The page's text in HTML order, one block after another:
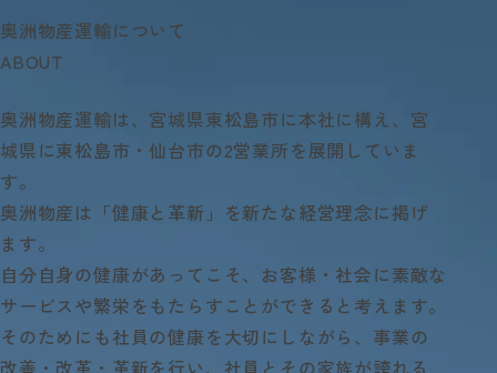
奥洲物産運輸について
ABOUT
奥洲物産運輸は、宮城県東松島市に本社に構え、 宮
城県に東松島市・仙台市の2営業所を展開していま
す。
奥洲物産は 「健康と革新」 を新たな経営理念に掲げ
ます。
自分自身の健康があってこそ、お客様・社会に素敵な
サービスや繁栄をもたらすことができると考えます。
そのためにも社員の健康を大切にしながら、 事業の
改善・改革・革新を行い、 社員とその家族が誇れる